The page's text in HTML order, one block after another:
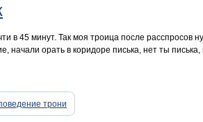
в 45 минут. Так моя троица после расспросов
начали орать в коридоре писька, нет ты
трони